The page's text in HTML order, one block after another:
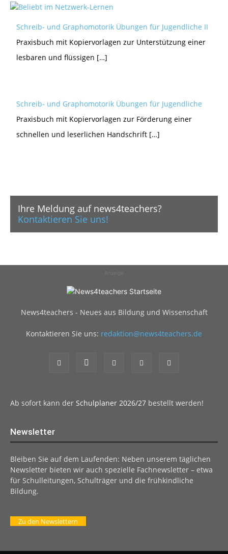
Schreib- und Graphomotorik Übungen für Jugendliche II
Praxisbuch mit Kopiervorlagen zur Unterstützung einer
lesbaren und flüssigen […]
Schreib- und Graphomotorik Übungen für Jugendliche
Praxisbuch mit Kopiervorlagen zur Förderung einer
schnellen und leserlichen Handschrift […]
Ihre Meldung auf news4teachers?
Kontaktieren Sie uns!
News4teachers - Neues aus Bildung und Wissenschaft
Kontaktieren Sie uns: redaktion@news4teachers.de
Ab sofort kann der Schulplaner 2026/27 bestellt werden!
Newsletter
Bleiben Sie auf dem Laufenden: Neben unserem täglichen
Newsletter bieten wir auch spezielle Fachnewsletter – etwa
für Schulleitungen, Schulträger und die frühkindliche
Bildung.
Zu den Newslettern